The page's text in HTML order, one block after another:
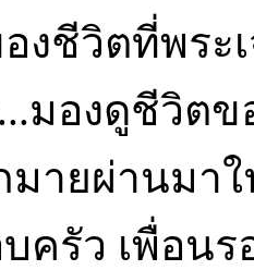
งชีวิตที่พระ
มองดูชีวิตข
มายผ่านมา
ครัว เพื่อน